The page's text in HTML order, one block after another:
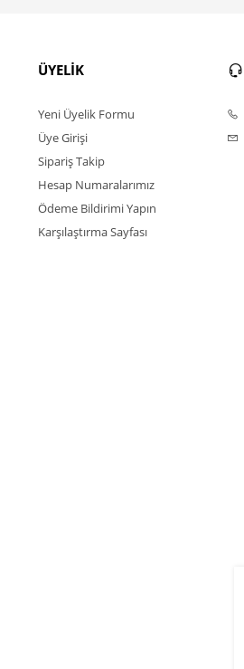
ÜYELİK
Yeni Üyelik Formu
Üye Girişi
Sipariş Takip
Hesap Numaralarımız
Ödeme Bildirimi Yapın
Karşılaştırma Sayfası